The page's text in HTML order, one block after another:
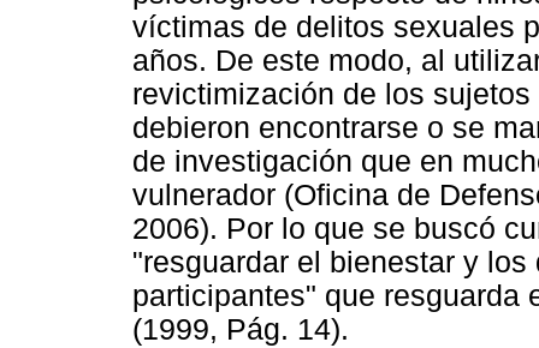
víctimas de delitos sexuales
años. De este modo, al
revictimización de los
debieron encontrarse o se
de investigación que en
vulnerador (Oficina de
2006). Por lo que se buscó
"resguardar el bienestar y
participantes" que resguarda
(1999, Pág. 14).